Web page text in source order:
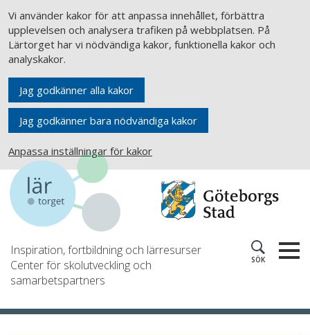
Vi använder kakor för att anpassa innehållet, förbättra
upplevelsen och analysera trafiken på webbplatsen. På
Lärtorget har vi nödvändiga kakor, funktionella kakor och
analyskakor.
Jag godkänner alla kakor
Jag godkänner bara nödvändiga kakor
Anpassa inställningar för kakor
Inspiration, fortbildning och lärresurser
Center för skolutveckling och
samarbetspartners
SÖK